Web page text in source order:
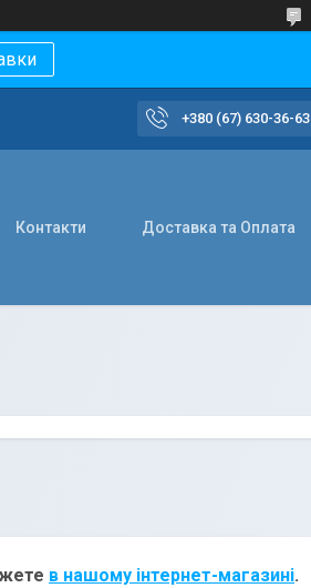
+380 (67) 630-36-63
Контакти Доставка та Оплата
в нашому інтернет-магазині.